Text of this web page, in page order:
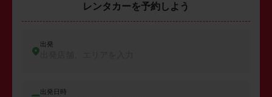
レンタカーを予約しよう
出発
出発日時